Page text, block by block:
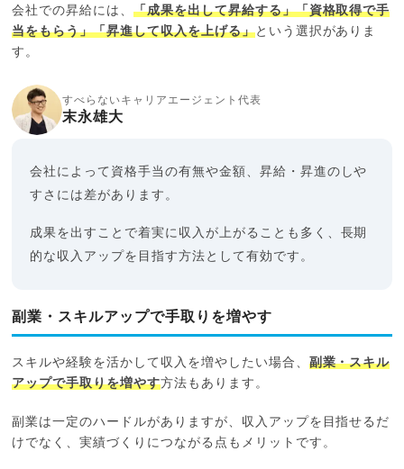
会社での昇給には、「成果を出して昇給する」「資格取得で手
当をもらう」「昇進して収入を上げる」という選択がありま
す。
すべらないキャリアエージェント代表
末永雄大
会社によって資格手当の有無や金額、昇給・昇進のしや
すさには差があります。
成果を出すことで着実に収入が上がることも多く、長期
的な収入アップを目指す方法として有効です。
副業・スキルアップで手取りを増やす
スキルや経験を活かして収入を増やしたい場合、 副業・スキル
アップで手取りを増やす方法もあります。
副業は一定のハードルがありますが、収入アップを目指せるだ
けでなく、実績づくりにつながる点もメリットです。